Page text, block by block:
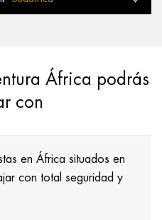
África podrás
con
en África situados en
con total seguridad y